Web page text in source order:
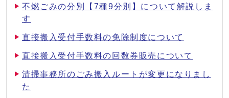
不燃ごみの分別【7種9分別】について解説しま
す
直接搬入受付手数料の免除制度について
直接搬入受付手数料の回数券販売について
清掃事務所のごみ搬入ルートが変更になりまし
た